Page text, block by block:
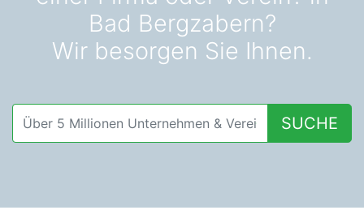
Bad Bergzabern?
Wir besorgen Sie Ihnen.
SUCHE